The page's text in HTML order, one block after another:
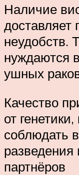
Наличие
доставляет
неудобств.
нуждаются
ушных
Качество
от
соблюдать
разведения
партнёров